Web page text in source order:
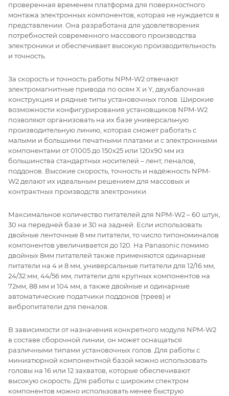
проверенная временем платформа для поверхностного
монтажа электронных компонентов, которая не нуждается в
представлении. Она разработана для удовлетворения
потребностей современного массового производства
электроники и обеспечивает высокую производительность
и точность.
За скорость и точность работы NPM-W2 отвечают
электромагнитные привода по осям X и Y, двухбалочная
конструкция и рядные типы установочных голов. Широкие
возможности конфигурирования установщиков NPM-W2
позволяют организовать на их базе универсальную
производительную линию, которая сможет работать с
малыми и большими печатными платами и с электронными
компонентами от 01005 до 150х25 или 120х90 мм из
большинства стандартных носителей – лент, пеналов,
поддонов. Высокие скорость, точность и надёжность NPM-
W2 делают их идеальным решением для массовых и
контрактных производств электроники.
Максимальное количество питателей для NPM-W2 – 60 штук,
30 на передней базе и 30 на задней. Если использовать
двойные ленточные 8 мм питатели, то число типономиналов
компонентов увеличивается до 120. На Panasonic помимо
двойных 8мм питателей также применяются одинарные
питатели на 4 и 8 мм, универсальные питатели для 12/16 мм,
24/32 мм, 44/56 мм, питатели для крупных компонентов на
72мм, 88 мм и 104 мм, а также двойные и одинарные
автоматические податчики поддонов (треев) и
вибропитатели для пеналов.
В зависимости от назначения конкретного модуля NPM-W2
в составе сборочной линии, он может оснащаться
различными типами установочных голов. Для работы с
миниатюрной компонентной базой можно использовать
головы на 16 или 12 захватов, которые обеспечивают
высокую скорость. Для работы с широким спектром
компонентов можно использовать менее быструю